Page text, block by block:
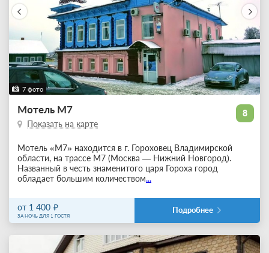
7 фото
8
Мотель М7
Показать на карте
Мотель «М7» находится в г. Гороховец Владимирской
области, на трассе М7 (Москва — Нижний Новгород).
Названный в честь знаменитого царя Гороха город
обладает большим количеством...
от 1 400
ЗА НОЧЬ ДЛЯ 1 ГОСТЯ
Подробнее